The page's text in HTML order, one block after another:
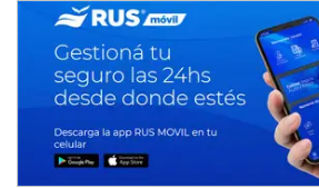
COBERTURA ESPECIAL DE E-KART.COM.AR
IAME SERIES ARGENTINA 6
Ramiro Tot (Asfalto)
KDO - F6